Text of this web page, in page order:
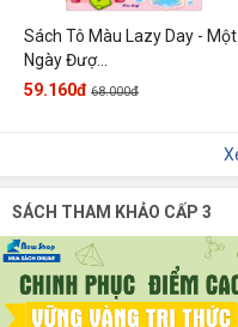
Sách Tô Màu Lazy Day - Một
Ngày Đượ...
59.160đ 68.000đ
SÁCH THAM KHẢO CẤP 3